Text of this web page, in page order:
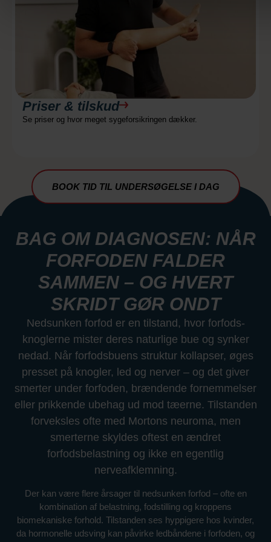
Priser & tilskud
Se priser og hvor meget sygeforsikringen dækker.
BOOK TID TIL UNDERSØGELSE I DAG
BAG OM DIAGNOSEN: NÅR
FORFODEN FALDER
SAMMEN – OG HVERT
SKRIDT GØR ONDT
Nedsunken forfod er en tilstand, hvor forfods­
knoglerne mister deres naturlige bue og synker
nedad. Når forfods­buens struktur kollapser, øges
presset på knogler, led og nerver – og det giver
smerter under forfoden, brændende fornemmelser
eller prikkende ubehag ud mod tæerne. Tilstanden
forveksles ofte med Mortons neuroma, men
smerterne skyldes oftest en ændret
forfodsbelastning og ikke en egentlig
nerveafklemning.
Der kan være flere årsager til nedsunken forfod – ofte en
kombination af belastning, fodstilling og kroppens
biomekaniske forhold. Tilstanden ses hyppigere hos kvinder,
da hormonelle udsving kan påvirke ledbåndene i forfoden, og